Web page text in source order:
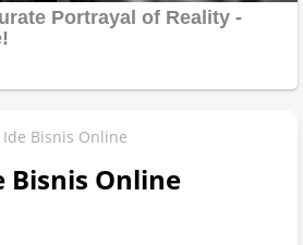
Bisnis Online
Bisnis Online